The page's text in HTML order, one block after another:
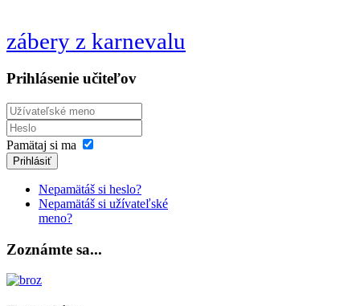
zábery z karnevalu
Prihlásenie učiteľov
Pamätaj si ma
Prihlásiť
Nepamätáš si heslo?
Nepamätáš si užívateľské
meno?
Zoznámte sa...